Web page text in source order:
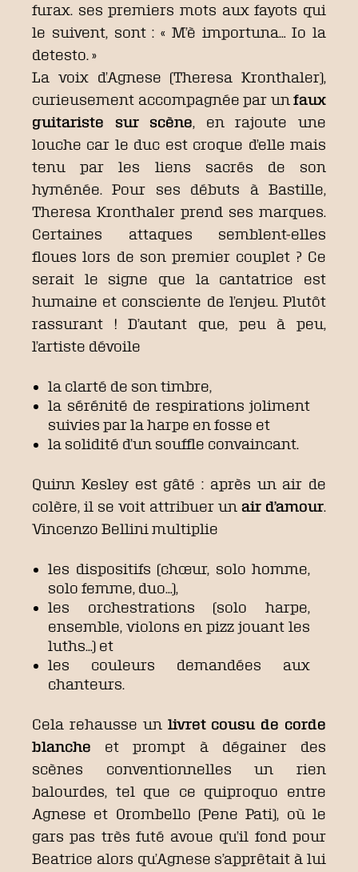
furax. ses premiers mots aux fayots qui
le suivent, sont : « M’è importuna… Io la
detesto. »
La voix d’Agnese (Theresa Kronthaler),
curieusement accompagnée par un faux
guitariste sur scène , en rajoute une
louche car le duc est croque d’elle mais
tenu par les liens sacrés de son
hyménée. Pour ses débuts à Bastille,
Theresa Kronthaler prend ses marques.
Certaines attaques semblent-elles
floues lors de son premier couplet ? Ce
serait le signe que la cantatrice est
humaine et consciente de l’enjeu. Plutôt
rassurant ! D’autant que, peu à peu,
l’artiste dévoile
la clarté de son timbre,
la sérénité de respirations joliment
suivies par la harpe en fosse et
la solidité d’un souffle convaincant.
Quinn Kesley est gâté : après un air de
colère, il se voit attribuer un air d’amour
Vincenzo Bellini multiplie
les dispositifs (chœur, solo homme,
solo femme, duo…),
les orchestrations (solo harpe,
ensemble, violons en pizz jouant les
luths…) et
les couleurs demandées aux
chanteurs.
Cela rehausse un livret cousu de corde
blanche et prompt à dégainer des
scènes conventionnelles un rien
balourdes, tel que ce quiproquo entre
Agnese et Orombello (Pene Pati), où le
gars pas très futé avoue qu’il fond pour
Beatrice alors qu’Agnese s’apprêtait à lui